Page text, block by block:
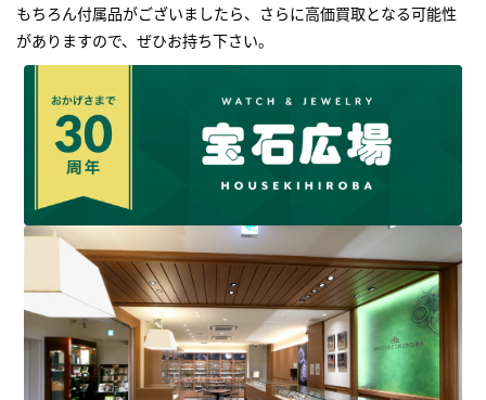
もちろん付属品がございましたら、さらに高価買取となる可能性
がありますので、ぜひお持ち下さい｡